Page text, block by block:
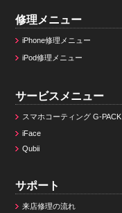
修理メニュー
iPhone修理メニュー
iPod修理メニュー
サービスメニュー
スマホコーティング G-PACK
iFace
Qubii
サポート
来店修理の流れ